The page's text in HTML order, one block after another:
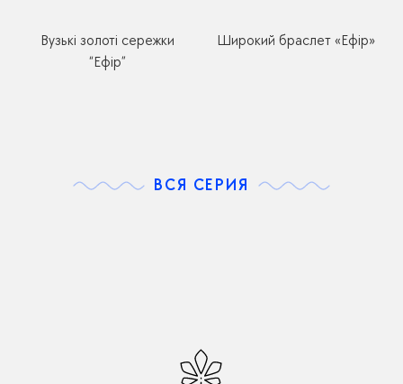
Вузькі золоті сережки
“Ефір”
Широкий браслет «Ефір»
ВСЯ СЕРИЯ